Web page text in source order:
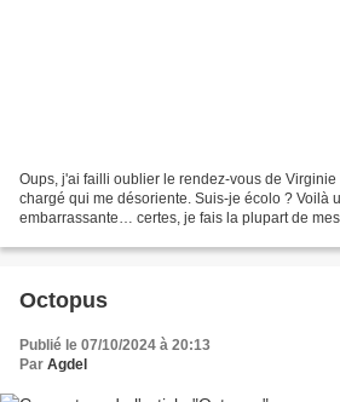
Oups, j'ai failli oublier le rendez-vous de
chargé qui me désoriente. Suis-je écolo ? Voilà
embarrassante… certes, je fais la plupart de
Octopus
Publié le 07/10/2024 à 20:13
Par Agdel